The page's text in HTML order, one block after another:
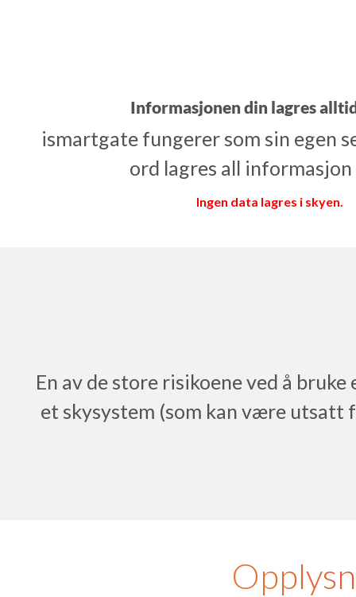
Informasjonen din lagres
ismartgate fungerer som sin egen
ord lagres all
Ingen data lagres i skyen.
En av de store risikoene ved å
et skysystem (som kan være